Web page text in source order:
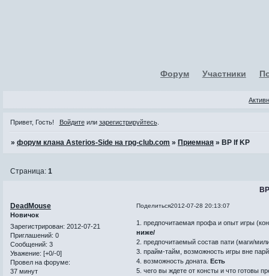
Форум Участники
Привет, Гость! Войдитеили зарегистрируйтесь.
»форум клана Asterios-Side на rpg-club.com » Приемная » BP lf KP
Страница:1
Поделиться2012-07-28 20:13:07
DeadMouse
Новичок
Зарегистрирован: 2012-07-21
Приглашений: 0
Сообщений: 3
Уважение: [+0/-0]
Провел на форуме:
37 минут
1. предпочитаемая профа и опыт игры
ниже/
2. предпочитаемый состав пати (маги/
3. прайм-тайм, возможность игры вне
4. возможность доната.Есть
5. чего вы ждете от консты и что готовы